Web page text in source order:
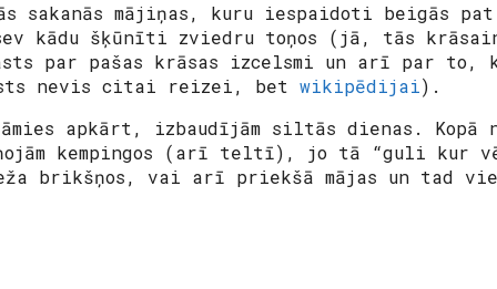
sakanās mājiņas, kuru iespaidoti beigās pat
kādu šķūnīti zviedru toņos (jā, tās
par pašas krāsas izcelsmi un arī par to,
nevis citai reizei, bet wikipēdijai).
apkārt, izbaudījām siltās dienas. Kopā
kempingos (arī teltī), jo tā “guli kur
brikšņos, vai arī priekšā mājas un tad